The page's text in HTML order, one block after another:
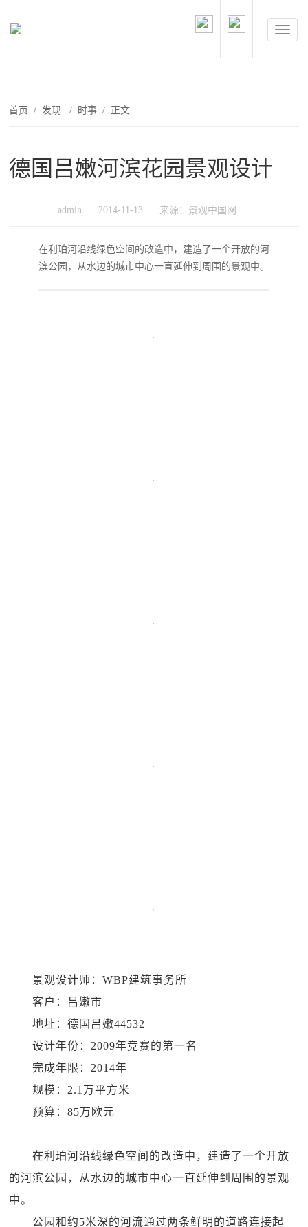
首页 /发现 / 时事 / 正文
德国吕嫩河滨花园景观设计
admin 2014-11-13 来源：景观中国网
在利珀河沿线绿色空间的改造中，建造了一个开放的河
滨公园，从水边的城市中心一直延伸到周围的景观中。
景观设计师：WBP建筑事务所
客户：吕嫩市
地址：德国吕嫩44532
设计年份：2009年竞赛的第一名
完成年限：2014年
规模：2.1万平方米
预算：85万欧元
在利珀河沿线绿色空间的改造中，建造了一个开放
的河滨公园，从水边的城市中心一直延伸到周围的景观
中。
公园和约5米深的河流通过两条鲜明的道路连接起